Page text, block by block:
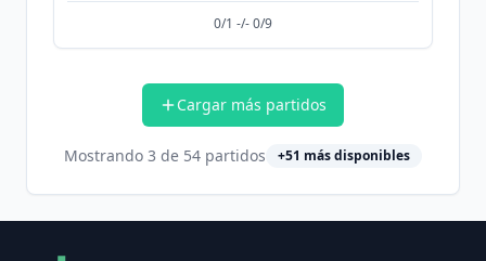
0/1 -/- 0/9
Cargar más partidos
Mostrando 3 de 54 partidos +51 más disponibles